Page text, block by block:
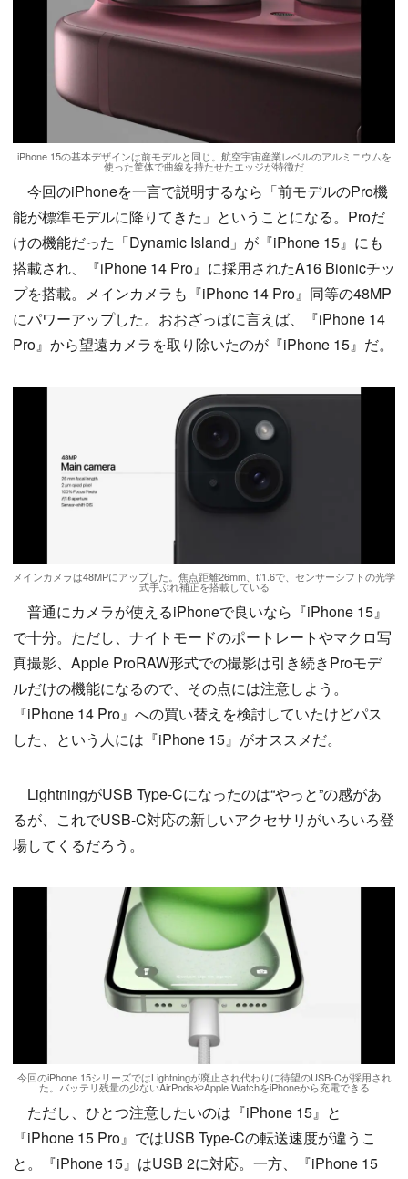
iPhone 15の基本デザインは前モデルと同じ。航空宇宙産業レベルのアルミニウムを
使った筐体で曲線を持たせたエッジが特徴だ
今回のiPhoneを一言で説明するなら「前モデルのPro機
能が標準モデルに降りてきた」ということになる。Proだ
けの機能だった「Dynamic Island」が『iPhone 15』にも
搭載され、『iPhone 14 Pro』に採用されたA16 Bionicチッ
プを搭載。メインカメラも『iPhone 14 Pro』同等の48MP
にパワーアップした。おおざっぱに言えば、『iPhone 14
Pro』から望遠カメラを取り除いたのが『iPhone 15』だ。
メインカメラは48MPにアップした。焦点距離26mm、f/1.6で、センサーシフトの光学
式手ぶれ補正を搭載している
普通にカメラが使えるiPhoneで良いなら『iPhone 15』
で十分。ただし、ナイトモードのポートレートやマクロ写
真撮影、Apple ProRAW形式での撮影は引き続きProモデ
ルだけの機能になるので、その点には注意しよう。
『iPhone 14 Pro』への買い替えを検討していたけどパス
した、という人には『iPhone 15』がオススメだ。
LightningがUSB Type-Cになったのは“やっと”の感があ
るが、これでUSB-C対応の新しいアクセサリがいろいろ登
場してくるだろう。
今回のiPhone 15シリーズではLightningが廃止され代わりに待望のUSB-Cが採用され
た。バッテリ残量の少ないAirPodsやApple WatchをiPhoneから充電できる
ただし、ひとつ注意したいのは『iPhone 15』と
『iPhone 15 Pro』ではUSB Type-Cの転送速度が違うこ
と。『iPhone 15』はUSB 2に対応。一方、『iPhone 15